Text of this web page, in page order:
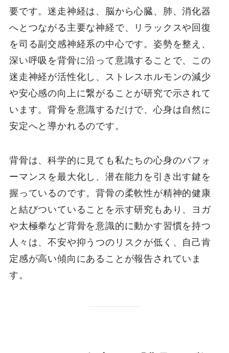
要です。迷走神経は、脳から心臓、肺、消化器
へとつながる主要な神経で、リラックスや回復
を司る副交感神経系の中心です。姿勢を整え、
深い呼吸を背骨に沿って意識することで、この
迷走神経が活性化し、ストレスホルモンの減少
や安心感の向上に繋がることが研究で示されて
います。背骨を意識するだけで、心身は自然に
安定へと導かれるのです。
背骨は、科学的に見ても私たちの心身のパフォ
ーマンスを最大化し、潜在能力を引き出す鍵を
握っているのです。背骨の柔軟性が精神的健康
と結びついていることを示す研究もあり、ヨガ
や太極拳など背骨を意識的に動かす習慣を持つ
人々は、不安や抑うつのリスクが低く、自己肯
定感が高い傾向にあることが報告されていま
す。